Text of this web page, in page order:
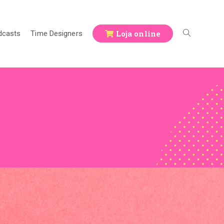
Time Designers Loja online